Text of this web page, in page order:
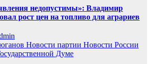
недопустимы»: Владимир
рост цен на топливо для аграриев
Новости партии Новости России
Думе